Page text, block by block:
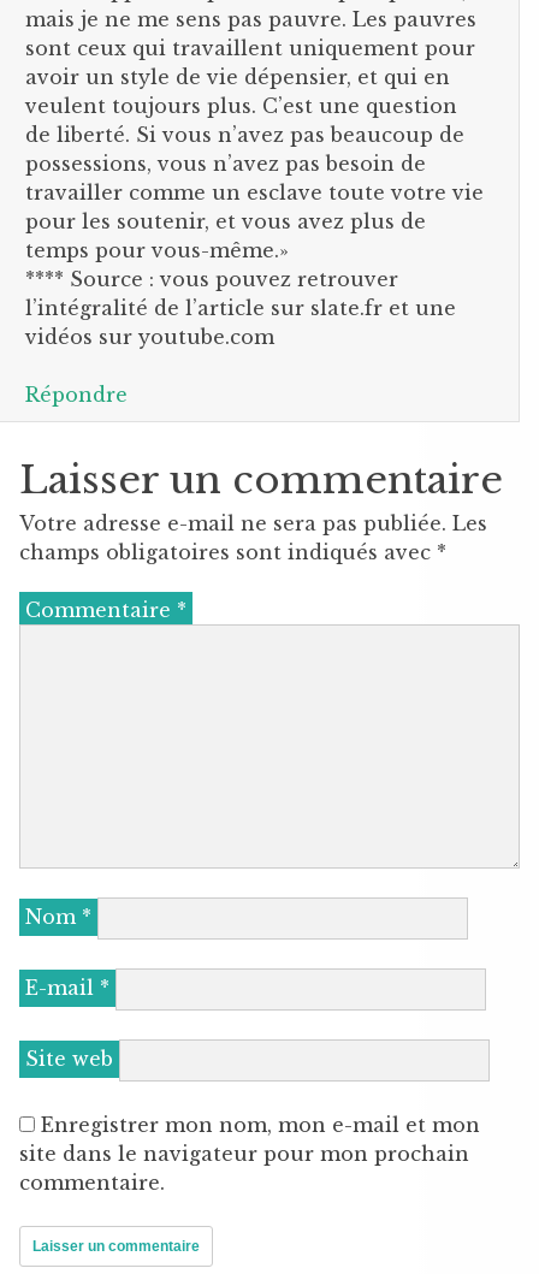
mais je ne me sens pas pauvre. Les pauvres
sont ceux qui travaillent uniquement pour
avoir un style de vie dépensier, et qui en
veulent toujours plus. C’est une question
de liberté. Si vous n’avez pas beaucoup de
possessions, vous n’avez pas besoin de
travailler comme un esclave toute votre vie
pour les soutenir, et vous avez plus de
temps pour vous-même.»
**** Source : vous pouvez retrouver
l’intégralité de l’article sur slate.fr et une
vidéos sur youtube.com
Répondre
Laisser un commentaire
Votre adresse e-mail ne sera pas publiée. Les
champs obligatoires sont indiqués avec *
Commentaire *
Nom *
E-mail *
Site web
Enregistrer mon nom, mon e-mail et mon
site dans le navigateur pour mon prochain
commentaire.